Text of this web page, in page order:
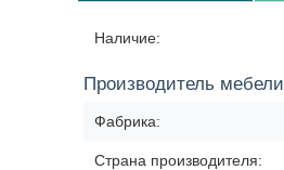
Наличие:
Производитель мебели
Фабрика:
Страна производителя: